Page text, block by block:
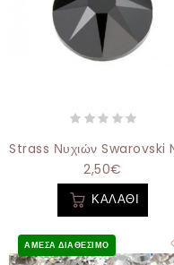
Strass Νυχιών Swarovski
2,50€
ΚΑΛΆΘΙ
ΆΜΕΣΑ ΔΙΑΘΈΣΙΜΟ